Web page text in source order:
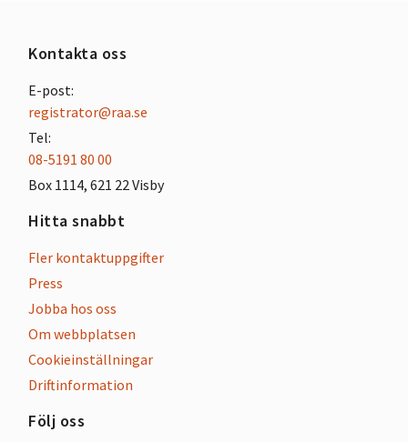
Kontakta oss
E-post:
registrator@raa.se
Tel:
08-5191 80 00
Box 1114, 621 22 Visby
Hitta snabbt
Fler kontaktuppgifter
Press
Jobba hos oss
Om webbplatsen
Cookieinställningar
Driftinformation
Följ oss